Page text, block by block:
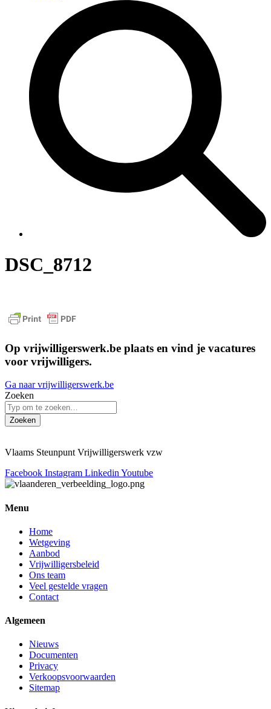
DSC_8712
Op vrijwilligerswerk.be plaats en vind je vacatures
voor vrijwilligers.
Ga naar vrijwilligerswerk.be
Zoeken
Zoeken
Vlaams Steunpunt Vrijwilligerswerk vzw
Facebook Instagram Linkedin Youtube
Menu
Home
Wetgeving
Aanbod
Vrijwilligersbeleid
Ons team
Veel gestelde vragen
Contact
Algemeen
Nieuws
Documenten
Privacy
Verkoopsvoorwaarden
Sitemap